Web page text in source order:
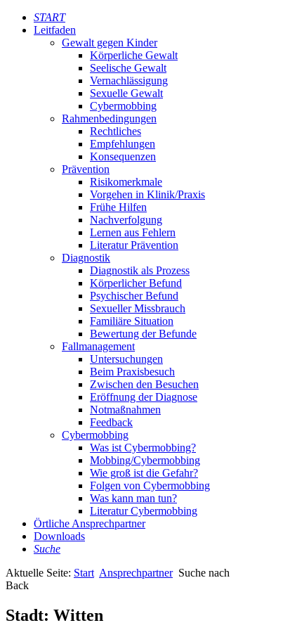
START
Leitfaden
Gewalt gegen Kinder
Körperliche Gewalt
Seelische Gewalt
Vernachlässigung
Sexuelle Gewalt
Cybermobbing
Rahmenbedingungen
Rechtliches
Empfehlungen
Konsequenzen
Prävention
Risikomerkmale
Vorgehen in Klinik/Praxis
Frühe Hilfen
Nachverfolgung
Lernen aus Fehlern
Literatur Prävention
Diagnostik
Diagnostik als Prozess
Körperlicher Befund
Psychischer Befund
Sexueller Missbrauch
Familiäre Situation
Bewertung der Befunde
Fallmanagement
Untersuchungen
Beim Praxisbesuch
Zwischen den Besuchen
Eröffnung der Diagnose
Notmaßnahmen
Feedback
Cybermobbing
Was ist Cybermobbing?
Mobbing/Cybermobbing
Wie groß ist die Gefahr?
Folgen von Cybermobbing
Was kann man tun?
Literatur Cybermobbing
Örtliche Ansprechpartner
Downloads
Suche
Aktuelle Seite: Start Ansprechpartner Suche nach
Back
Stadt: Witten